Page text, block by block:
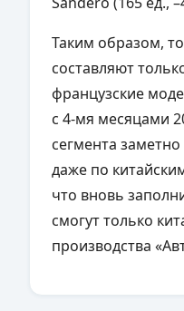
Таким образом,
составляют
французские
с 4-мя месяцами
сегмента
даже по
что вновь
смогут только
производства